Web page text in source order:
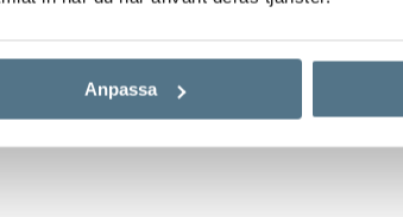
Anpassa
finns
en 120
och